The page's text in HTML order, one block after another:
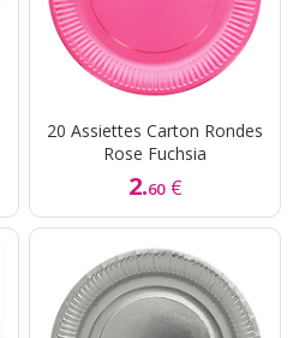
20 Assiettes Carton Rondes
Rose Fuchsia
2.60 €